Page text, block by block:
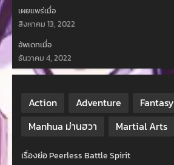
เผยแพร่เมื่อ
สิงหาคม 13, 2022
อัพเดทเมื่อ
ธันวาคม 4, 2022
Action Adventure Fantasy
Manhua ม่านฮวา
Martial Arts
เรื่องย่อ Peerless Battle Spirit